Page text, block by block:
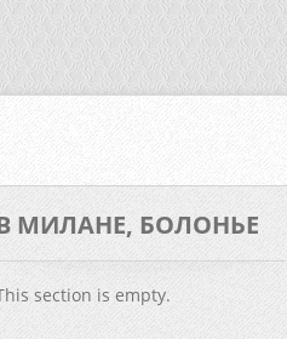
МИЛАНЕ, БОЛОНЬЕ
section is empty.